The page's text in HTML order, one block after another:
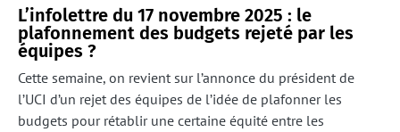
L’infolettre du 17 novembre 2025 : le
plafonnement des budgets rejeté par les
équipes ?
Cette semaine, on revient sur l’annonce du président de
l’UCI d’un rejet des équipes de l’idée de plafonner les
budgets pour rétablir une certaine équité entre les